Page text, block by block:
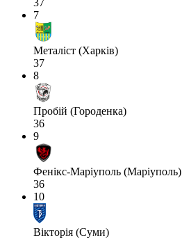
37
7
Металіст (Харків)
37
8
Пробій (Городенка)
36
9
Фенікс-Маріуполь (Маріуполь)
36
10
Вікторія (Суми)